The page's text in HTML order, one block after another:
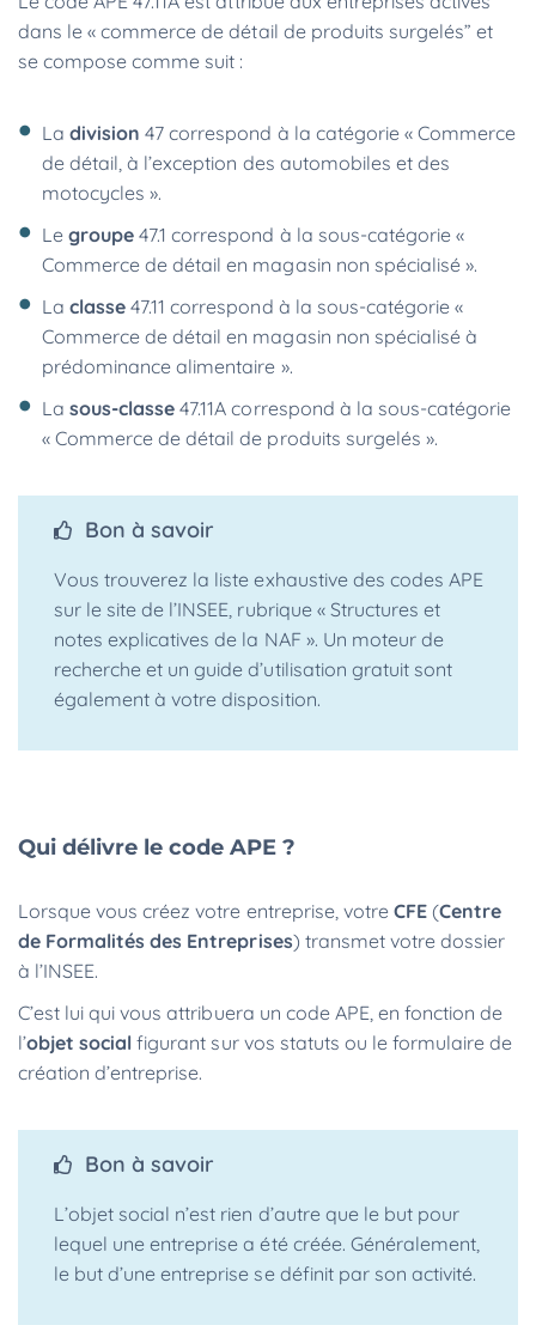
dans le « commerce de détail de produits surgelés” et
se compose comme suit :
Ladivision47 correspond à la catégorie « Commerce
de détail, à l’exception des automobiles et des
motocycles ».
Legroupe47.1 correspond à la sous-catégorie «
Commerce de détail en magasin non spécialisé ».
Laclasse47.11 correspond à la sous-catégorie «
Commerce de détail en magasin non spécialisé à
prédominance alimentaire ».
Lasous-classe47.11A correspond à la sous-catégorie
« Commerce de détail de produits surgelés ».
Bon à savoir
Vous trouverez la liste exhaustive des codes APE
sur le site de l’INSEE, rubrique « Structures et
notes explicatives de la NAF ». Un moteur de
recherche et un guide d’utilisation gratuit sont
également à votre disposition.
Qui délivre le code APE ?
Lorsque vous créez votre entreprise, votre CFE(Centre
de Formalités des Entreprises) transmet votre dossier
à l’INSEE.
C’est lui qui vous attribuera un code APE, en fonction de
l’objet social figurant sur vos statuts ou le formulaire de
création d’entreprise.
Bon à savoir
L’objet social n’est rien d’autre que le but pour
lequel une entreprise a été créée. Généralement,
le but d’une entreprise se définit par son activité.